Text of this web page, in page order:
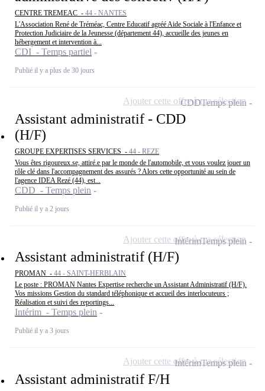
CENTRE TREMEAC - 44 - NANTES
L'Association René de Tréméac, Centre Educatif agréé Aide Sociale à l'Enfance et
Protection Judiciaire de la Jeunesse (département 44), accueille des jeunes en
hébergement et intervention à...
CDI - Temps partiel
Publié il y a plus de 30 jours
Assistant administratif - CDD
(H/F)
GROUPE EXPERTISES SERVICES - 44 - REZE
Vous êtes rigoureux.se, attiré.e par le monde de l'automobile, et vous voulez jouer un
rôle clé dans l'accompagnement des assurés ? Alors cette opportunité au sein de
l'agence IDEA Rezé (44), est...
CDD - Temps plein
Publié il y a 2 jours
CDDTemps plein
Ajouter cette offre à ma sélection
Assistant administratif (H/F)
PROMAN - 44 - SAINT-HERBLAIN
Le poste : PROMAN Nantes Expertise recherche un Assistant Administratif (H/F).
Vos missions Gestion du standard téléphonique et accueil des interlocuteurs ;
Réalisation et suivi des reportings...
Intérim - Temps plein
Publié il y a 3 jours
IntérimTemps plein
Ajouter cette offre à ma sélection
Assistant administratif F/H
IntérimTemps plein
Ajouter cette offre à ma sélection